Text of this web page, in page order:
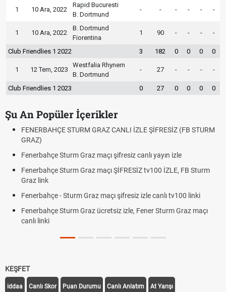
1 10 Ara, 2022
Rapid Bucuresti
B. Dortmund
- - - - - -
1 10 Ara, 2022
B. Dortmund
Fiorentina
1 90 - - - -
Club Friendlies 1 2022 3 182 0 0 0 0
1 12 Tem, 2023
Westfalia Rhynern
B. Dortmund
- 27 - - - -
Club Friendlies 1 2023 0 27 0 0 0 0
Şu An Popüler İçerikler
FENERBAHÇE STURM GRAZ CANLI İZLE ŞİFRESİZ (FB STURM
GRAZ)
Fenerbahçe Sturm Graz maçı şifresiz canlı yayın izle
Fenerbahçe Sturm Graz maçı ŞİFRESİZ tv100 İZLE, FB Sturm
Graz link
Fenerbahçe - Sturm Graz maçı şifresiz izle canlı tv100 linki
Fenerbahçe Sturm Graz ücretsiz izle, Fener Sturm Graz maçı
canlı linki
KEŞFET
iddaa Canlı Skor Puan Durumu Canlı Anlatım At Yarışı